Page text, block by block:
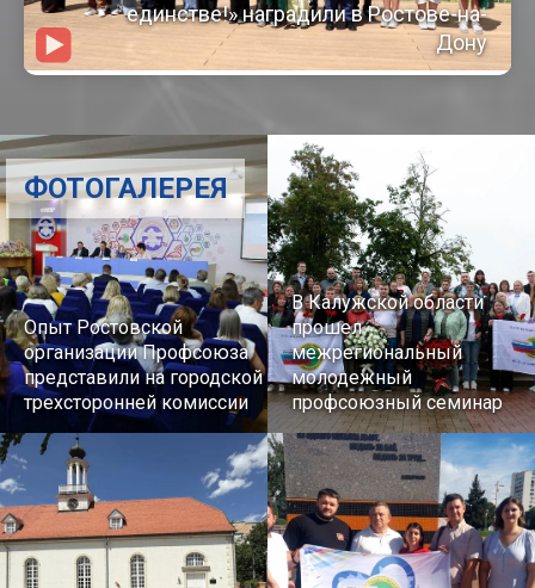
единстве!» наградили в Ростове-на-
Дону
Опыт Ростовской
организации Профсоюза
представили на городской
трехсторонней комиссии
В Калужской области
прошел
межрегиональный
молодежный
профсоюзный семинар
ФОТОГАЛЕРЕЯ